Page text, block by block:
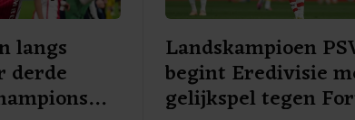
langs
derde
Landskampioen
begint Eredivisie
gelijkspel tegen